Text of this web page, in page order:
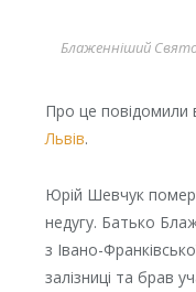
Блаженніший
Про це
Львів.
Юрій Шевчук
недугу. Батько
з Івано-
залізниці та брав